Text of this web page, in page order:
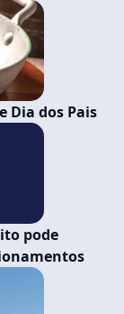
Dia dos Pais
pode